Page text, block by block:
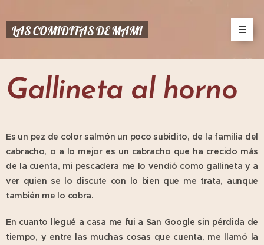
LAS COMIDITAS DE MAMI
Gallineta al horno
Es un pez de color salmón un poco subidito, de la familia del
cabracho, o a lo mejor es un cabracho que ha crecido más
de la cuenta, mi pescadera me lo vendió como gallineta y a
ver quien se lo discute con lo bien que me trata, aunque
también me lo cobra.
En cuanto llegué a casa me fui a San Google sin pérdida de
tiempo, y entre las muchas cosas que cuenta, me llamó la